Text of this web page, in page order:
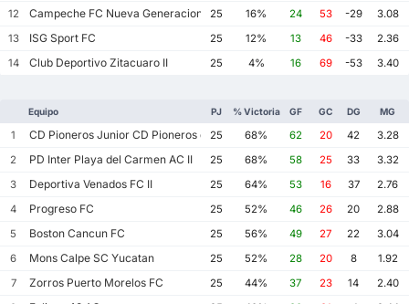
12
Campeche FC Nueva Generacion 25 16% 24 53 -29
3.08
13
ISG Sport FC 25 12% 13 46 -33
2.36
14
Club Deportivo Zitacuaro II 25 4% 16 69 -53 3.40
Equipo PJ % Victoria GF GC DG MG
1 CD Pioneros Junior CD Pioneros de Cancun II
25 68% 62 20 42
3.28
2
PD Inter Playa del Carmen AC II 25 68% 58 25 33
3.32
3
Deportiva Venados FC II 25 64% 53 16 37
2.76
4
Progreso FC 25 52% 46 26 20
2.88
5
Boston Cancun FC 25 56% 49 27 22
3.04
6
Mons Calpe SC Yucatan 25 52% 28 20 8
1.92
7
Zorros Puerto Morelos FC 25 44% 37 23 14
2.40